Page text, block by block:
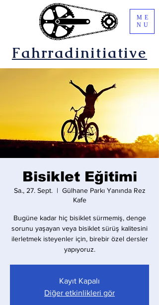
Fahrradinitiative
ME
NU
Bisiklet Eğitimi
Sa., 27. Sept.
  |
Gülhane Parkı Yanında Rez
Kafe
Bugüne kadar hiç bisiklet sürmemiş, denge
sorunu yaşayan veya bisiklet sürüş kalitesini
ilerletmek isteyenler için, birebir özel dersler
yapıyoruz.
Kayıt Kapalı
Diğer etkinlikleri gör